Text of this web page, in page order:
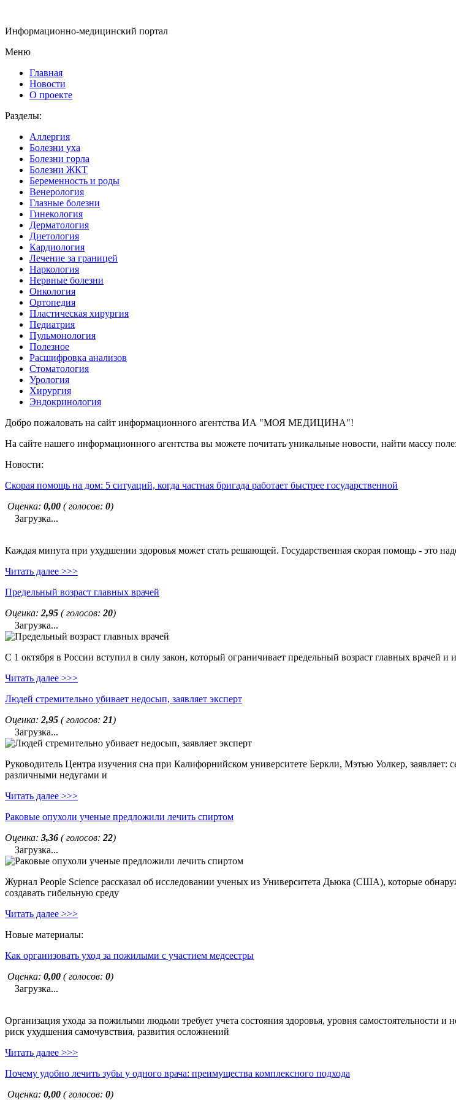
Информационно-медицинский портал
Меню
Главная
Новости
О проекте
Разделы:
Аллергия
Болезни уха
Болезни горла
Болезни ЖКТ
Беременность и роды
Венерология
Глазные болезни
Гинекология
Дерматология
Диетология
Кардиология
Лечение за границей
Наркология
Нервные болезни
Онкология
Ортопедия
Пластическая хирургия
Педиатрия
Пульмонология
Полезное
Расшифровка анализов
Стоматология
Урология
Хирургия
Эндокринология
Добро пожаловать на сайт информационного агентства ИА "МОЯ МЕДИЦИНА"!
На сайте нашего информационного агентства вы можете почитать уникальные новости, найти массу
Новости:
Скорая помощь на дом: 5 ситуаций, когда частная бригада работает быстрее государственной
Оценка: 0,00 ( голосов: 0)
Загрузка...
Каждая минута при ухудшении здоровья может стать решающей. Государственная скорая помощь - это
Читать далее >>>
Предельный возраст главных врачей
Оценка: 2,95 ( голосов: 20)
Загрузка...
С 1 октября в России вступил в силу закон, который ограничивает предельный возраст главных врачей
Читать далее >>>
Людей стремительно убивает недосып, заявляет эксперт
Оценка: 2,95 ( голосов: 21)
Загрузка...
Руководитель Центра изучения сна при Калифорнийском университете Беркли, Мэтью Уолкер,
различными недугами и
Читать далее >>>
Раковые опухоли ученые предложили лечить спиртом
Оценка: 3,36 ( голосов: 22)
Загрузка...
Журнал People Science рассказал об исследовании ученых из Университета Дьюка (США), которые
создавать гибельную среду
Читать далее >>>
Новые материалы:
Как организовать уход за пожилыми с участием медсестры
Оценка: 0,00 ( голосов: 0)
Загрузка...
Организация ухода за пожилыми людьми требует учета состояния здоровья, уровня самостоятельности
риск ухудшения самочувствия, развития осложнений
Читать далее >>>
Почему удобно лечить зубы у одного врача: преимущества комплексного подхода
Оценка: 0,00 ( голосов: 0)